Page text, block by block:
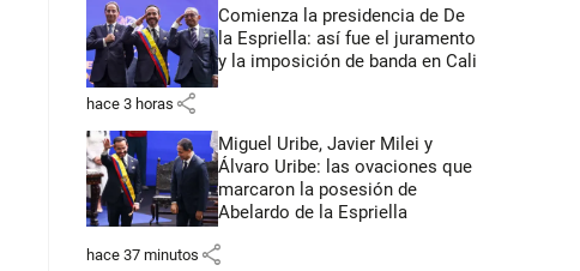
Comienza la presidencia de De
la Espriella: así fue el juramento
y la imposición de banda en Cali
hace 3 horas share
Miguel Uribe, Javier Milei y
Álvaro Uribe: las ovaciones que
marcaron la posesión de
Abelardo de la Espriella
hace 37 minutos share